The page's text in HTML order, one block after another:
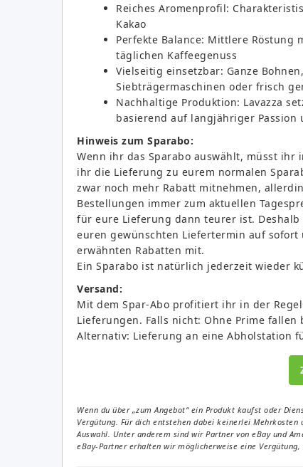
Reiches Aromenprofil:
Kakao
Perfekte Balance: Mittlere Röstung
täglichen Kaffeegenuss
Vielseitig einsetzbar: Ganze
Siebträgermaschinen oder frisch
Nachhaltige Produktion: Lavazza
basierend auf langjähriger Passion
Hinweis zum Sparabo:
Wenn ihr das Sparabo auswählt, müsst ihr
ihr die Lieferung zu eurem normalen
zwar noch mehr Rabatt mitnehmen,
Bestellungen immer zum aktuellen
für eure Lieferung dann teurer ist.
euren gewünschten Liefertermin auf
erwähnten Rabatten mit.
Ein Sparabo ist natürlich jederzeit wieder
Versand:
Mit dem Spar-Abo profitiert ihr in der
Lieferungen. Falls nicht: Ohne Prime
Alternativ: Lieferung an eine Abholstation
Wenn du über „zum Angebot“ ein Produkt kaufst oder
Vergütung. Für dich entstehen dabei keinerlei
Auswahl. Unter anderem sind wir Partner von eBay und
eBay-Partner erhalten wir möglicherweise eine Vergütung,